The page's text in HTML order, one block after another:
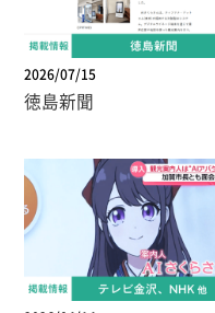
2026/07/15
徳島新聞